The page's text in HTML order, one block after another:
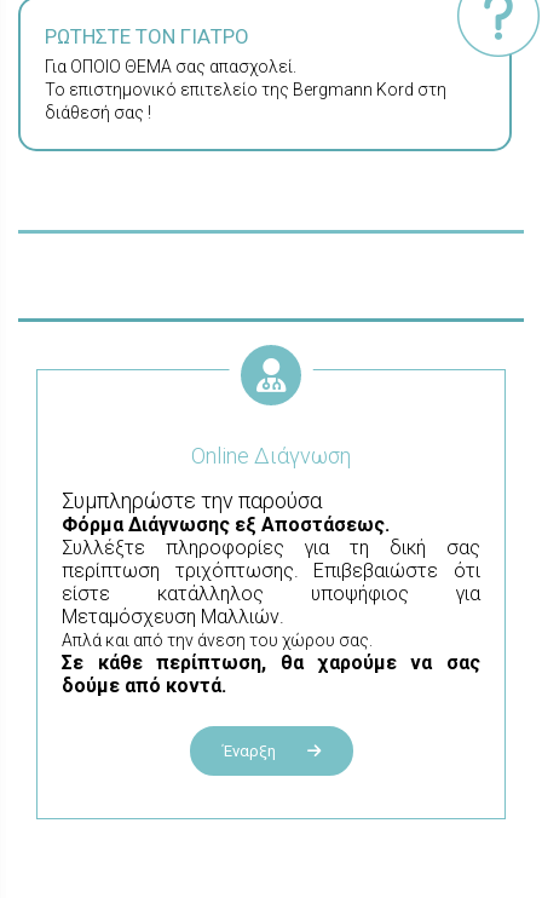
ΡΩΤΗΣΤΕ ΤΟΝ ΓΙΑΤΡΟ
Για ΟΠΟΙΟ ΘΕΜΑ σας απασχολεί.
Το επιστημονικό επιτελείο της Bergmann Kord στη
διάθεσή σας !
Online Διάγνωση
Συμπληρώστε την παρούσα
Φόρμα Διάγνωσης εξ Αποστάσεως.
Συλλέξτε πληροφορίες για τη δική σας
περίπτωση τριχόπτωσης. Επιβεβαιώστε ότι
είστε κατάλληλος υποψήφιος για
Μεταμόσχευση Μαλλιών.
Απλά και από την άνεση του χώρου σας.
Σε κάθε περίπτωση, θα χαρούμε να σας
δούμε από κοντά.
Έναρξη